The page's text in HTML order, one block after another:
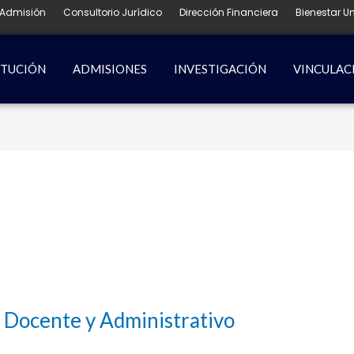
Admisión Consultorio Jurídico Dirección Financiera Bienestar
ADMISIONES INVESTIGACIÓN
Docente y Administrativo